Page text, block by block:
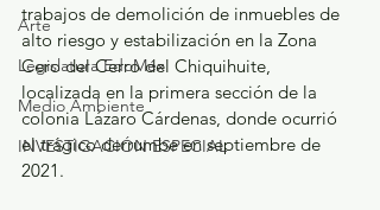
Arte
Legislatura EdoMéx
Medio Ambiente
INVESTIGACIÓN ESPECIAL
trabajos de demolición de inmuebles de
alto riesgo y estabilización en la Zona
Cero del Cerro del Chiquihuite,
localizada en la primera sección de la
colonia Lázaro Cárdenas, donde ocurrió
el trágico derrumbe en septiembre de
2021.